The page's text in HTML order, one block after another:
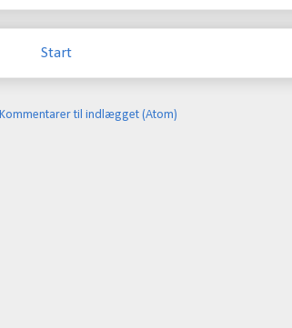
Start
Kommentarer til indlægget (Atom)